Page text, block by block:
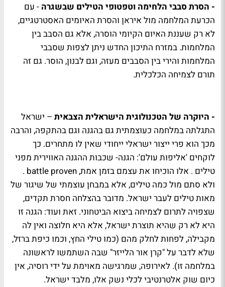
- הסרת סבבי הלחימה וטפטופי הטילים שבשגרה - עם
הכרעת המלחמה מול איראן והסרת האיומים האסטרטגיים,
לא רק שעננת האיום הקיומי הוסרה, אלא גם הסבב בין
המלחמות. במזרח התיכון החדש ניתן לצפות שסבבי
המלחמות והירי בין הסבבים מעזה, וגם לבנון, הוסר. גם זה
תורם לצמיחה הכלכלית.
- היוקרה של הטכנולוגית הישראלית הצבאית – ישראל
התגלתה במלחמה כעוצמתית גם בהגנה וגם בהתקפה, והרבה
מכך הוא פרי ייצור ישראלי ייחודי שאין לו מתחרים. כך
לוקחים 'אליפות עולם': הגנה- שכבות ההגנה האווירית מפני
טילים . אלו הוכיחו את עצמם בזמן אמת, battle proven .
ולא סתם מול כמה טילים, אלא במבחן עוצמתי של שיגור של
מאות טילים לעבר ישראל. מדובר בהצלחה חסרת תקדים,
שצפויה לתרום לצמיחה ביצוא הביטחוני. זאת ועוד: הגנה זו
היא לא רק שהיא תוצרת ישראל, אלא היא חלוצה ואין לה
מקבילה, לפחות לחלק מהם (כמו טילי החץ, וכמו כיפת ברזל,
שלא לדבר על "קרן אור הלייזר" שבה השתמשו לראשונה
במלחמה זו). לאירופה, שמרגישה מאוימת על ידי רוסיה, אין
כיום שוק אלטרנטיבי לכלי נשק אלו, מלבד ישראל.